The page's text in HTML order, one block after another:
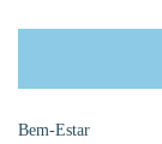
Bem-Estar